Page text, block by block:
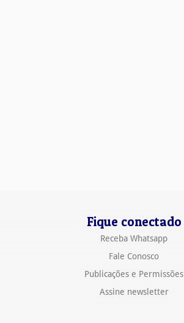
Fique conectado
Receba Whatsapp
Fale Conosco
Publicações e Permissões
Assine newsletter